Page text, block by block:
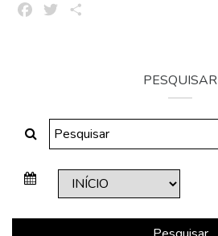
FacebookTwitter
PESQUISAR